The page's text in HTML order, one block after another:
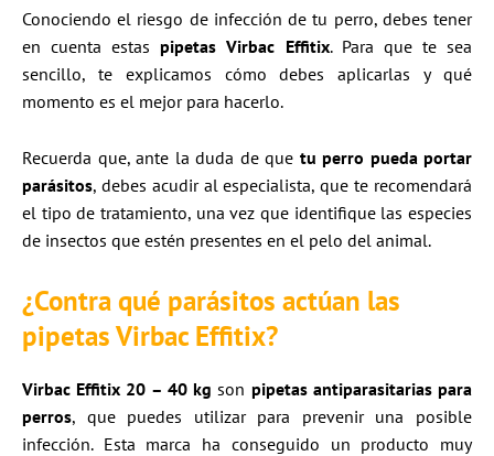
Conociendo el riesgo de infección de tu perro, debes tener
en cuenta estaspipetas Virbac Effitix. Para que te sea
sencillo, te explicamos cómo debes aplicarlas y qué
momento es el mejor para hacerlo.
Recuerda que, ante la duda de que tu perro pueda portar
parásitos, debes acudir al especialista, que te recomendará
el tipo de tratamiento, una vez que identifique las especies
de insectos que estén presentes en el pelo del animal.
¿Contra qué parásitos actúan las
pipetas Virbac Effitix?
Virbac Effitix 20 – 40 kg son pipetas antiparasitarias para
perros, que puedes utilizar para prevenir una posible
infección. Esta marca ha conseguido un producto muy